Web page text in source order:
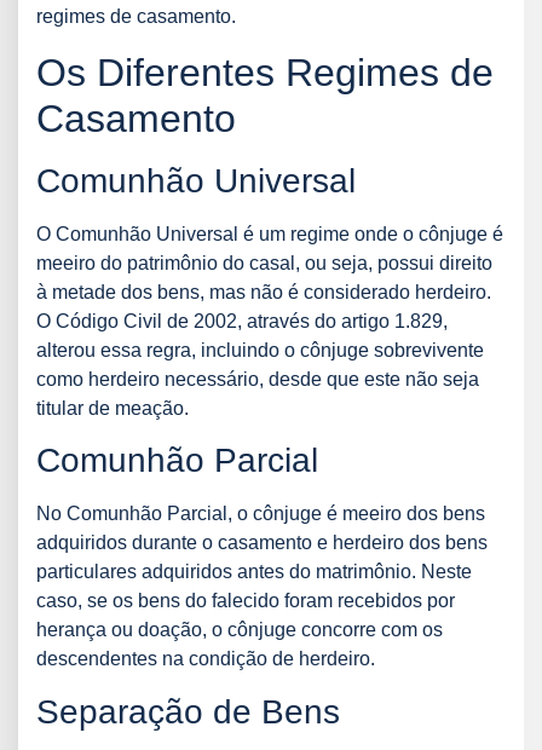
regimes de casamento.
Os Diferentes Regimes de
Casamento
Comunhão Universal
O Comunhão Universal é um regime onde o cônjuge é
meeiro do patrimônio do casal, ou seja, possui direito
à metade dos bens, mas não é considerado herdeiro.
O Código Civil de 2002, através do artigo 1.829,
alterou essa regra, incluindo o cônjuge sobrevivente
como herdeiro necessário, desde que este não seja
titular de meação.
Comunhão Parcial
No Comunhão Parcial, o cônjuge é meeiro dos bens
adquiridos durante o casamento e herdeiro dos bens
particulares adquiridos antes do matrimônio. Neste
caso, se os bens do falecido foram recebidos por
herança ou doação, o cônjuge concorre com os
descendentes na condição de herdeiro.
Separação de Bens